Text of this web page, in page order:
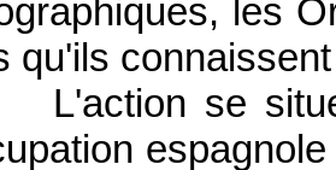
les
qu'ils
se situe